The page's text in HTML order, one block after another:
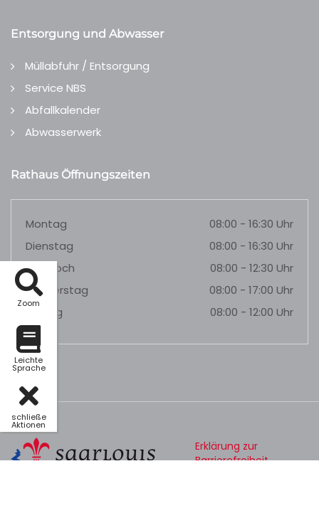
Zoom
Leichte
Sprache
schließe
Aktionen
Entsorgung und Abwasser
Müllabfuhr / Entsorgung
Service NBS
Abfallkalender
Abwasserwerk
Rathaus Öffnungszeiten
Montag
08:00 - 16:30 Uhr
Dienstag
08:00 - 16:30 Uhr
Mittwoch
08:00 - 12:30 Uhr
Donnerstag
08:00 - 17:00 Uhr
Freitag
08:00 - 12:00 Uhr
Erklärung zur
Barrierefreiheit